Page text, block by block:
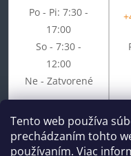
Tento web používa
prechádzaním tohto
používaním. Viac
Po - Pi: 7:30 -
17:00
So - 7:30 -
12:00
Ne - Zatvorené